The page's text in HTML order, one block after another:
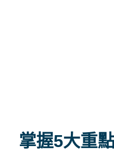
掌握5大重